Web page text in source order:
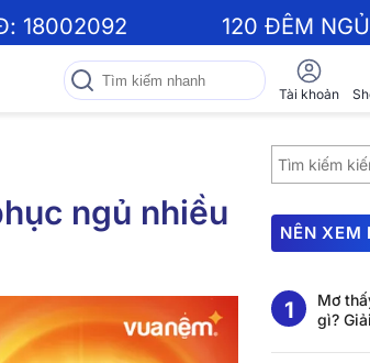
18002092 120 ĐÊM
Tài khoản
ngủ nhiều
NÊN XEM
Mơ
gì?